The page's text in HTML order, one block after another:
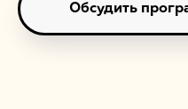
Обсудить